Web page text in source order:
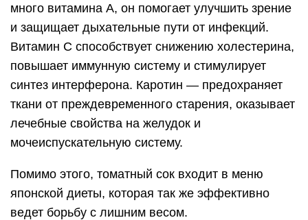
много витамина А, он помогает улучшить зрение
и защищает дыхательные пути от инфекций.
Витамин С способствует снижению холестерина,
повышает иммунную систему и стимулирует
синтез интерферона. Каротин — предохраняет
ткани от преждевременного старения, оказывает
лечебные свойства на желудок и
мочеиспускательную систему.
Помимо этого, томатный сок входит в меню
японской диеты, которая так же эффективно
ведет борьбу с лишним весом.